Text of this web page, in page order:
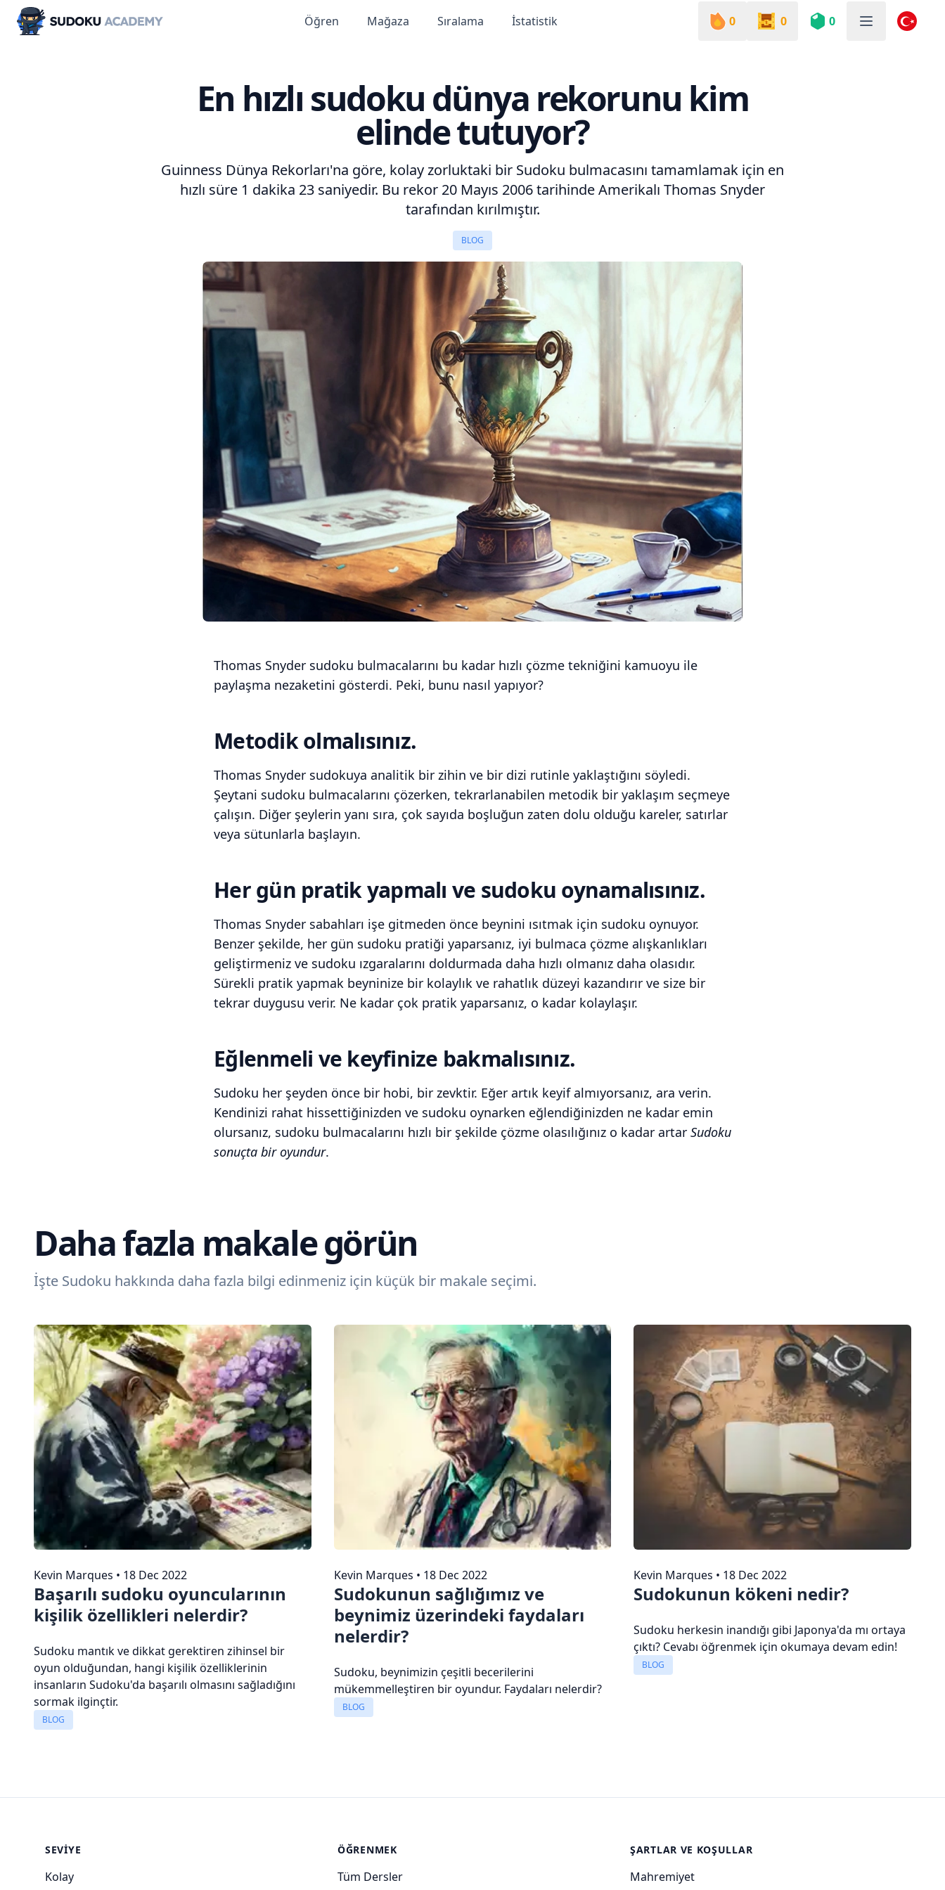
Öğren Mağaza Sıralama İstatistik 0 0 0
En hızlı sudoku dünya rekorunu kim
elinde tutuyor?
Guinness Dünya Rekorları'na göre, kolay zorluktaki bir Sudoku bulmacasını tamamlamak için en
hızlı süre 1 dakika 23 saniyedir. Bu rekor 20 Mayıs 2006 tarihinde Amerikalı Thomas Snyder
tarafından kırılmıştır.
BLOG
Thomas Snyder sudoku bulmacalarını bu kadar hızlı çözme tekniğini kamuoyu ile
paylaşma nezaketini gösterdi. Peki, bunu nasıl yapıyor?
Metodik olmalısınız.
Thomas Snyder sudokuya analitik bir zihin ve bir dizi rutinle yaklaştığını söyledi.
Şeytani sudoku bulmacalarını çözerken, tekrarlanabilen metodik bir yaklaşım seçmeye
çalışın. Diğer şeylerin yanı sıra, çok sayıda boşluğun zaten dolu olduğu kareler, satırlar
veya sütunlarla başlayın.
Her gün pratik yapmalı ve sudoku oynamalısınız.
Thomas Snyder sabahları işe gitmeden önce beynini ısıtmak için sudoku oynuyor.
Benzer şekilde, her gün sudoku pratiği yaparsanız, iyi bulmaca çözme alışkanlıkları
geliştirmeniz ve sudoku ızgaralarını doldurmada daha hızlı olmanız daha olasıdır.
Sürekli pratik yapmak beyninize bir kolaylık ve rahatlık düzeyi kazandırır ve size bir
tekrar duygusu verir. Ne kadar çok pratik yaparsanız, o kadar kolaylaşır.
Eğlenmeli ve keyfinize bakmalısınız.
Sudoku her şeyden önce bir hobi, bir zevktir. Eğer artık keyif almıyorsanız, ara verin.
Kendinizi rahat hissettiğinizden ve sudoku oynarken eğlendiğinizden ne kadar emin
olursanız, sudoku bulmacalarını hızlı bir şekilde çözme olasılığınız o kadar artar Sudoku
sonuçta bir oyundur.
Daha fazla makale görün
İşte Sudoku hakkında daha fazla bilgi edinmeniz için küçük bir makale seçimi.
Kevin Marques • 18 Dec 2022
Başarılı sudoku oyuncularının
kişilik özellikleri nelerdir?
Sudoku mantık ve dikkat gerektiren zihinsel bir
oyun olduğundan, hangi kişilik özelliklerinin
insanların Sudoku'da başarılı olmasını sağladığını
sormak ilginçtir.
BLOG
Kevin Marques • 18 Dec 2022
Sudokunun sağlığımız ve
beynimiz üzerindeki faydaları
nelerdir?
Sudoku, beynimizin çeşitli becerilerini
mükemmelleştiren bir oyundur. Faydaları nelerdir?
BLOG
Kevin Marques • 18 Dec 2022
Sudokunun kökeni nedir?
Sudoku herkesin inandığı gibi Japonya'da mı ortaya
çıktı? Cevabı öğrenmek için okumaya devam edin!
BLOG
SEVIYE
Kolay
ÖĞRENMEK
Tüm Dersler
ŞARTLAR VE KOŞULLAR
Mahremiyet